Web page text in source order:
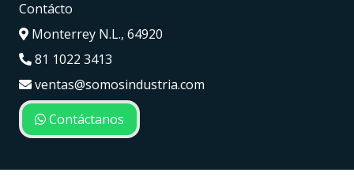
Contácto
Monterrey N.L., 64920
81 1022 3413
ventas@somosindustria.com
Contáctanos